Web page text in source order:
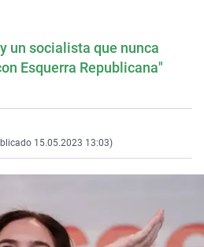
un socialista que nunca
Esquerra Republicana"
15.05.2023 13:03)